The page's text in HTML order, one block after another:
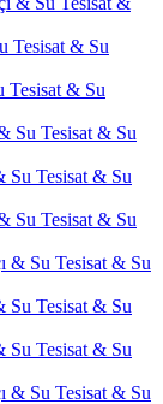
Tesisat & Su
Tesisat & Su
Su Tesisat & Su
Su Tesisat & Su
Su Tesisat & Su
& Su Tesisat & Su
Su Tesisat & Su
Su Tesisat & Su
& Su Tesisat & Su